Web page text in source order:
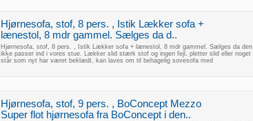
Hjørnesofa, stof, 8 pers. , Istik Lækker sofa +
lænestol, 8 mdr gammel. Sælges da d..
Hjørnesofa, stof, 8 pers. , Istik Lækker sofa + lænestol, 8 mdr gammel. Sælges da den
ikke passer ind i vores stue. Lækker slid stærk stof og ingen fejl, pletter slid eller noget
står som nyt har været beklædt, kan laves om til behagelig sovesofa med
Hjørnesofa, stof, 9 pers. , BoConcept Mezzo
Super flot hjørnesofa fra BoConcept i den..